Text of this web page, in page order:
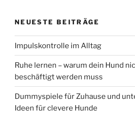
NEUESTE BEITRÄGE
Impulskontrolle im Alltag
Ruhe lernen – warum dein Hund
beschäftigt werden muss
Dummyspiele für Zuhause und
Ideen für clevere Hunde